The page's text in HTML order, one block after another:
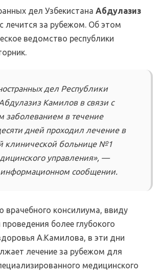
дел Узбекистана Абдулазиз
лечится за рубежом. Об этом
ведомство республики
дел Республики
Камилов в связи с
заболеванием в течение
дней проходил лечение в
клинической больнице №1
управления», —
информационном сообщении.
врачебного консилиума, ввиду
более глубокого
А.Камилова, в эти дни
лечение за рубежом для
медицинского